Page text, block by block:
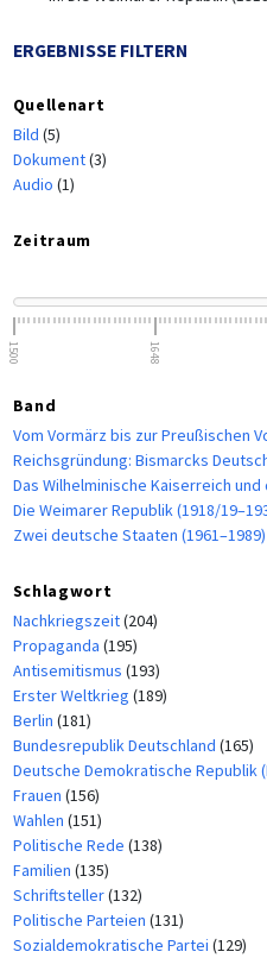
ERGEBNISSE FILTERN
Quellenart
Bild (5)
Dokument(3)
Audio (1)
Zeitraum
1500 1648
Band
Vom Vormärz bis zur Preußischen
Reichsgründung: Bismarcks
Das Wilhelminische Kaiserreich
Die Weimarer Republik (1918/
Zwei deutsche Staaten (1961–1989)
Schlagwort
Nachkriegszeit(204)
Propaganda (195)
Antisemitismus (193)
Erster Weltkrieg (189)
Berlin (181)
Bundesrepublik Deutschland (165)
Deutsche Demokratische Republik
Frauen (156)
Wahlen (151)
Politische Rede (138)
Familien (135)
Schriftsteller(132)
Politische Parteien (131)
Sozialdemokratische Partei (129)